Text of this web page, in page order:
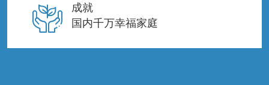
成就
国内千万幸福家庭